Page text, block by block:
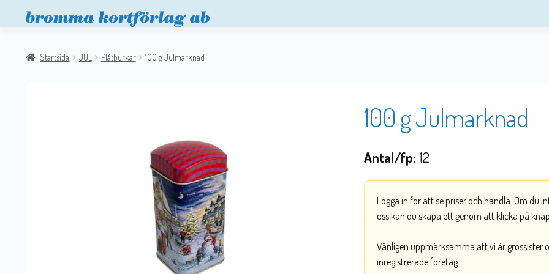
Startsida JUL Plåtburkar 100 g Julmarknad
100 g Julmarknad
Antal/fp: 12
Logga in för att se priser och handla. Om du
oss kan du skapa ett genom att klicka på
Vänligen uppmärksamma att vi är grossister
inregistrerade företag.